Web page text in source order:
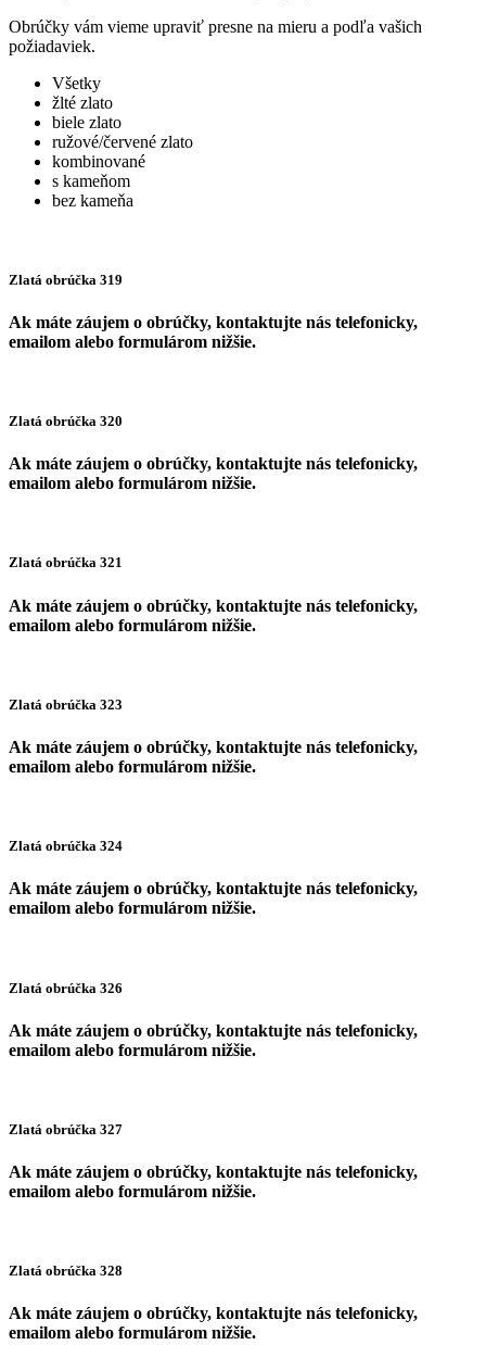
Obrúčky vám vieme upraviť presne na mieru a podľa vašich
požiadaviek.
Všetky
žlté zlato
biele zlato
ružové/červené zlato
kombinované
s kameňom
bez kameňa
Zlatá obrúčka 319
Ak máte záujem o obrúčky, kontaktujte nás telefonicky,
emailom alebo formulárom nižšie.
Zlatá obrúčka 320
Ak máte záujem o obrúčky, kontaktujte nás telefonicky,
emailom alebo formulárom nižšie.
Zlatá obrúčka 321
Ak máte záujem o obrúčky, kontaktujte nás telefonicky,
emailom alebo formulárom nižšie.
Zlatá obrúčka 323
Ak máte záujem o obrúčky, kontaktujte nás telefonicky,
emailom alebo formulárom nižšie.
Zlatá obrúčka 324
Ak máte záujem o obrúčky, kontaktujte nás telefonicky,
emailom alebo formulárom nižšie.
Zlatá obrúčka 326
Ak máte záujem o obrúčky, kontaktujte nás telefonicky,
emailom alebo formulárom nižšie.
Zlatá obrúčka 327
Ak máte záujem o obrúčky, kontaktujte nás telefonicky,
emailom alebo formulárom nižšie.
Zlatá obrúčka 328
Ak máte záujem o obrúčky, kontaktujte nás telefonicky,
emailom alebo formulárom nižšie.